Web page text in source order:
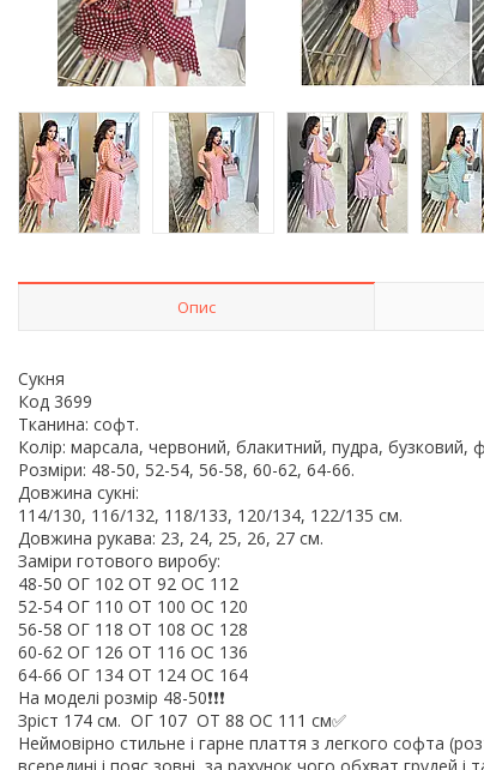
Опис
Сукня
Код 3699
Тканина: софт.
Колір: марсала, червоний, блакитний, пудра, бузковий,
Розміри: 48-50, 52-54, 56-58, 60-62, 64-66.
Довжина сукні:
114/130, 116/132, 118/133, 120/134, 122/135 см.
Довжина рукава: 23, 24, 25, 26, 27 см.
Заміри готового виробу:
48-50 ОГ 102 ОТ 92 ОС 112
52-54 ОГ 110 ОТ 100 ОС 120
56-58 ОГ 118 ОТ 108 ОС 128
60-62 ОГ 126 ОТ 116 ОС 136
64-66 ОГ 134 ОТ 124 ОС 164
На моделі розмір 48-50❗️❗️❗️
Зріст 174 см. ОГ 107 ОТ 88 ОС 111 см✅
Неймовірно стильне і гарне плаття з легкого софта